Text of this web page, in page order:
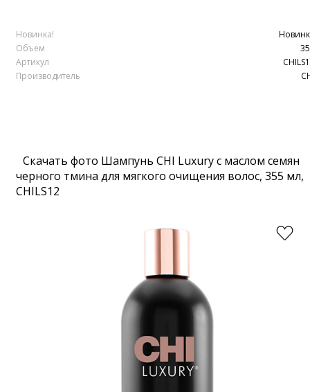
Новинка!
Объем
Артикул
Производитель
Скачать фото Шампунь CHI Luxury с маслом семян
черного тмина для мягкого очищения волос, 355 мл,
CHILS12